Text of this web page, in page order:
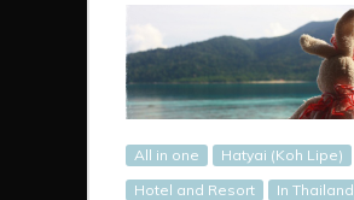
All in one
Hatyai (Koh Lipe)
Hotel and Resort
In Thailand